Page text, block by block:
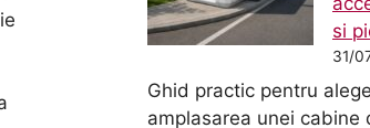
si
31/
Ghid practic pentru
amplasarea unei cabine